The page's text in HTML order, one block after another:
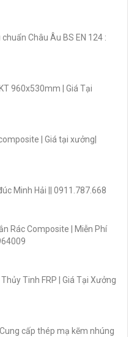
Châu Âu BS EN 124 :
960x530mm | Giá Tại
| Giá tại xưởng|
Minh Hải || 0911.787.668
Rác Composite | Miễn Phí
Tinh FRP | Giá Tại Xưởng
cấp thép mạ kẽm nhúng